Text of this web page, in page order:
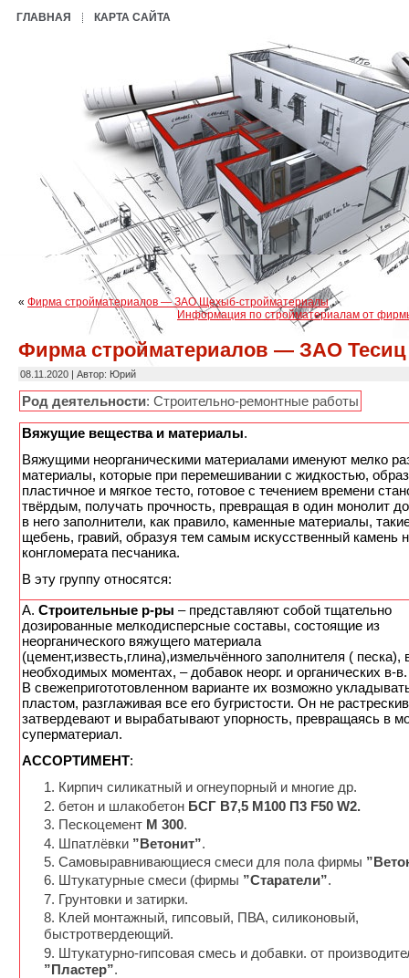
ГЛАВНАЯ КАРТА САЙТА
« Фирма стройматериалов — ЗАО Щехыб-стройматериалы
Информация по стройматериалам от
Фирма стройматериалов — ЗАО Тесиц
08.11.2020 | Автор: Юрий
Род деятельности: Строительно-ремонтные работы
Вяжущие вещества и материалы.
Вяжущими неорганическими материалами именуют мелко
материалы, которые при перемешивании с жидкостью,
пластичное и мягкое тесто, готовое с течением времени
твёрдым, получать прочность, превращая в один монолит
в него заполнители, как правило, каменные материалы,
щебень, гравий, образуя тем самым искусственный камень
конгломерата песчаника.
В эту группу относятся:
А. Строительные р-ры – представляют собой тщательно
дозированные мелкодисперсные составы, состоящие из
неорганического вяжущего материала
(цемент,известь,глина),измельчённого заполнителя ( песка),
необходимых моментах, – добавок неорг. и органических в-в.
В свежепригототовленном варианте их возможно
пластом, разглаживая все его бугристости. Он не
затвердевают и вырабатывают упорность, превращаясь в
суперматериал.
АССОРТИМЕНТ:
Кирпич силикатный и огнеупорный и многие др.
бетон и шлакобетон БСГ В7,5 М100 П3 F50 W2.
Пескоцемент М 300.
Шпатлёвки ”Ветонит”.
Самовыравнивающиеся смеси для пола фирмы
Штукатурные смеси (фирмы ”Старатели”.
Грунтовки и затирки.
Клей монтажный, гипсовый, ПВА, силиконовый,
быстротвердеющий.
Штукатурно-гипсовая смесь и добавки. от
”Пластер”.